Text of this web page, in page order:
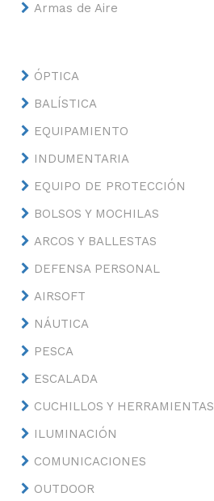
Armas de Aire
ÓPTICA
BALÍSTICA
EQUIPAMIENTO
INDUMENTARIA
EQUIPO DE PROTECCIÓN
BOLSOS Y MOCHILAS
ARCOS Y BALLESTAS
DEFENSA PERSONAL
AIRSOFT
NÁUTICA
PESCA
ESCALADA
CUCHILLOS Y HERRAMIENTAS
ILUMINACIÓN
COMUNICACIONES
OUTDOOR